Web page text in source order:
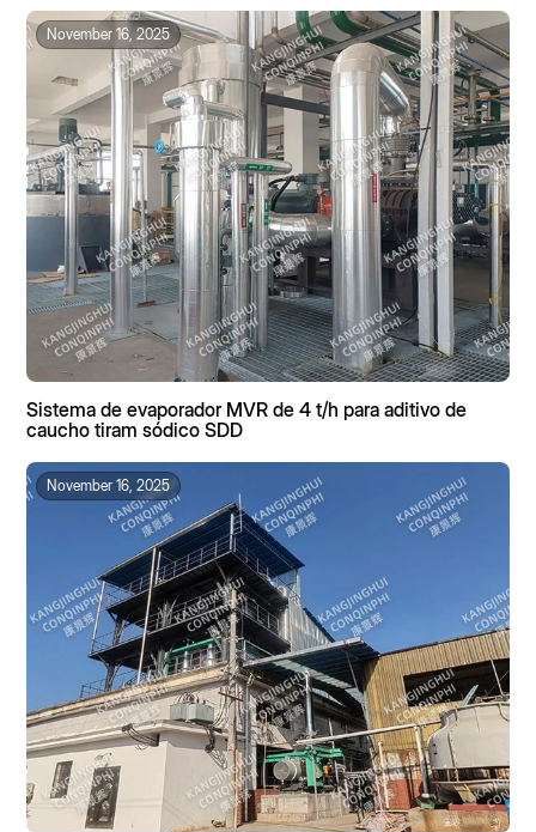
de producción genera 5 m³/h de licor madre salino
altamente concentrado con una composición compleja: NaCl
12%, Na₂SO₄ 8%, bromuro de sodio 3%, borato de zinc 1%,
organofosforado 0,5%, DQO 20.000 mg/L, pH 1-2. El agua
bruta se clasifica como residuo peligroso HW18, con un
coste de eliminación externalizada de 2.800 RMB/tonelada y
un coste anual de casi 120 millones de RMB. La empresa
necesita urgentemente una solución integral para la
reducción de sales mixtas y el aprovechamiento de
recursos.
November 16, 2025
Sistema de evaporador MVR de 4 t/h para aditivo de
caucho tiram sódico SDD
November 16, 2025